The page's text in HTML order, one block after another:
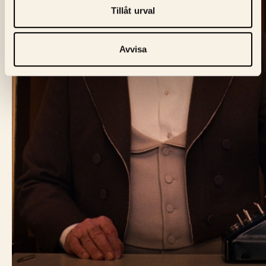
Tillåt urval
Avvisa
Skeppargatan 60,
biljett@biofagelbla.se
Allmänt:
mail@biofagelbla.se
Event:
event@biofagelbla.se
ÖPPETTIDER
Biografen öppnar 30 min innan dagens första visning.
NYHETSBREV
E-Postaddress
Skicka